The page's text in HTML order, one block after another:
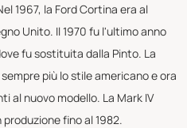
1967, la Ford Cortina era al
Unito. Il 1970 fu l'ultimo anno
fu sostituita dalla Pinto. La
più lo stile americano e ora
al nuovo modello. La Mark IV
fino al 1982.